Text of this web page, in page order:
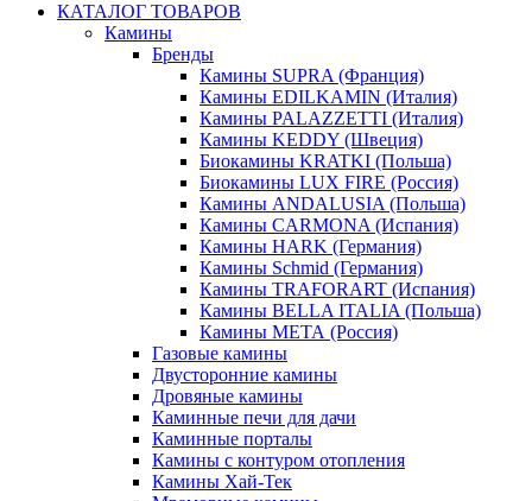
КАТАЛОГ ТОВАРОВ
Камины
Бренды
Камины SUPRA (Франция)
Камины EDILKAMIN (Италия)
Камины PALAZZETTI (Италия)
Камины KEDDY (Швеция)
Биокамины KRATKI (Польша)
Биокамины LUX FIRE (Россия)
Камины ANDALUSIA (Польша)
Камины CARMONA (Испания)
Камины HARK (Германия)
Камины Schmid (Германия)
Камины TRAFORART (Испания)
Камины BELLA ITALIA (Польша)
Камины МЕТА (Россия)
Газовые камины
Двусторонние камины
Дровяные камины
Каминные печи для дачи
Каминные порталы
Камины с контуром отопления
Камины Хай-Тек